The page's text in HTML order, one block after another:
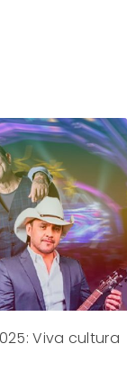
Viva cultura